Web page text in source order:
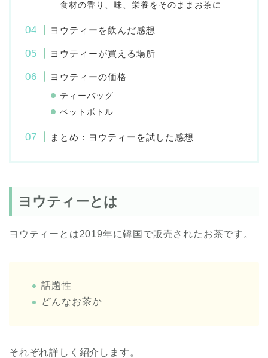
食材の香り、味、栄養をそのままお茶に
ヨウティーを飲んだ感想
ヨウティーが買える場所
ヨウティーの価格
ティーバッグ
ペットボトル
まとめ：ヨウティーを試した感想
ヨウティーとは
ヨウティーとは2019年に韓国で販売されたお茶です。
話題性
どんなお茶か
それぞれ詳しく紹介します。